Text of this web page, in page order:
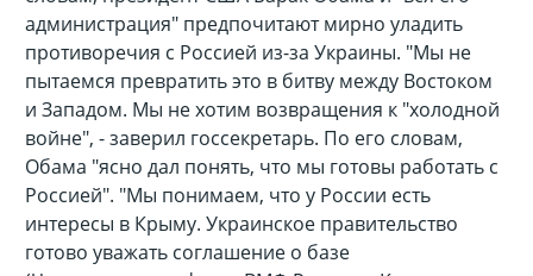
администрация" предпочитают мирно уладить
противоречия с Россией из-за Украины. "Мы не
пытаемся превратить это в битву между Востоком
и Западом. Мы не хотим возвращения к "холодной
войне", - заверил госсекретарь. По его словам,
Обама "ясно дал понять, что мы готовы работать с
Россией". "Мы понимаем, что у России есть
интересы в Крыму. Украинское правительство
готово уважать соглашение о базе